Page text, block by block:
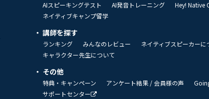
AIスピーキングテスト
AI発音トレーニング Hey! Native
ネイティブキャンプ留学
講師を探す
ランキング みんなのレビュー ネイティブスピーカーに
キャラクター先生について
その他
特典・キャンペーン アンケート結果 / 会員様の声
サポートセンター